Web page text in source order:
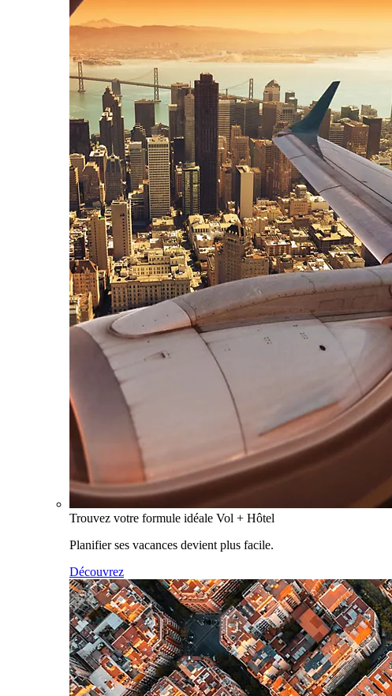
Trouvez votre formule idéale Vol + Hôtel
Planifier ses vacances devient plus facile.
Découvrez